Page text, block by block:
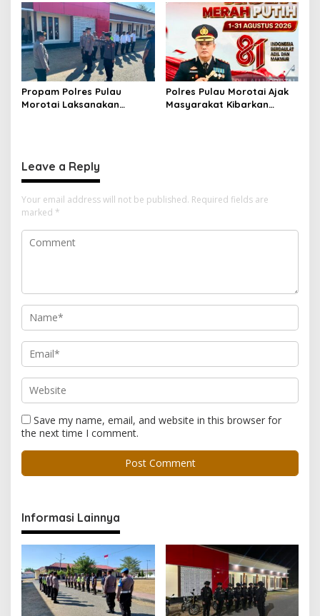
Binrohtal untuk Bentuk
Personel Berintegritas
Pastikan Masyarakat
Mendapat Pelayanan
Optimal
Propam Polres Pulau
Morotai Laksanakan
Polres Pulau Morotai Ajak
Masyarakat Kibarkan
Leave a Reply
Your email address will not be published. Required fields are
marked *
Save my name, email, and website in this browser for
the next time I comment.
Informasi Lainnya